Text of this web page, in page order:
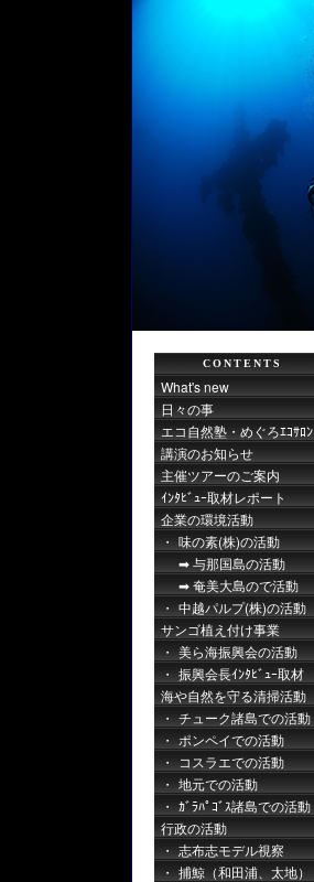
CONTENTS
What's new
日々の事
エコ自然塾・めぐろｴｺｻﾛﾝ
講演のお知らせ
主催ツアーのご案内
ｲﾝﾀﾋﾞｭｰ取材レポート
企業の環境活動
味の素(株)の活動
与那国島の活動
奄美大島ので活動
中越パルプ(株)の活動
サンゴ植え付け事業
美ら海振興会の活動
振興会長ｲﾝﾀﾋﾞｭｰ取材
海や自然を守る清掃活動
チューク諸島での活動
ポンペイでの活動
コスラエでの活動
地元での活動
ｶﾞﾗﾊﾟｺﾞｽ諸島での活動
行政の活動
志布志モデル視察
捕鯨（和田浦、太地）